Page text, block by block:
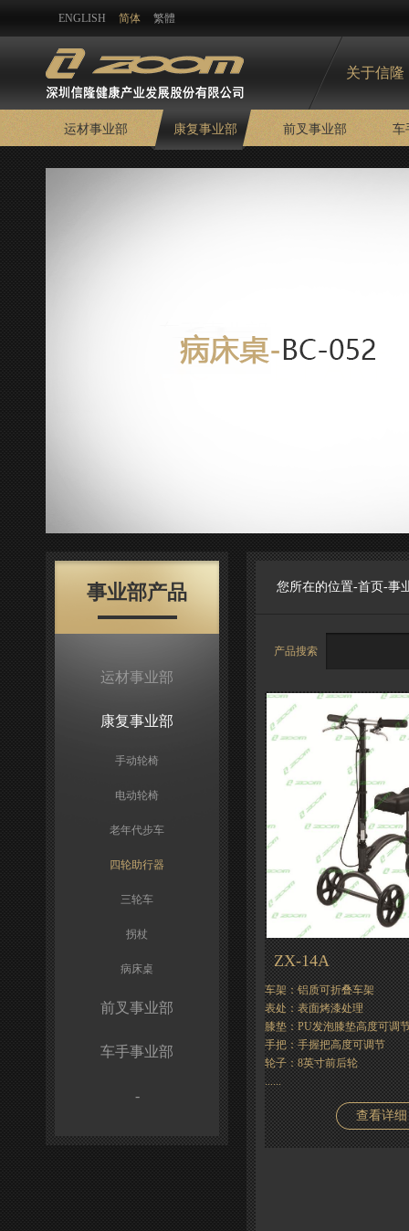
ENGLISH 简体 繁體
关于信隆
运材事业部 康复事业部 前叉事业部 车
事业部产品
运材事业部
康复事业部
手动轮椅
电动轮椅
老年代步车
四轮助行器
三轮车
拐杖
病床桌
前叉事业部
车手事业部
-
您所在的位置-首页-事
产品搜索
ZX-14A
车架：铝质可折叠车架
表处：表面烤漆处理
膝垫：PU发泡膝垫高度可调
手把：手握把高度可调节
轮子：8英寸前后轮
......
查看详细